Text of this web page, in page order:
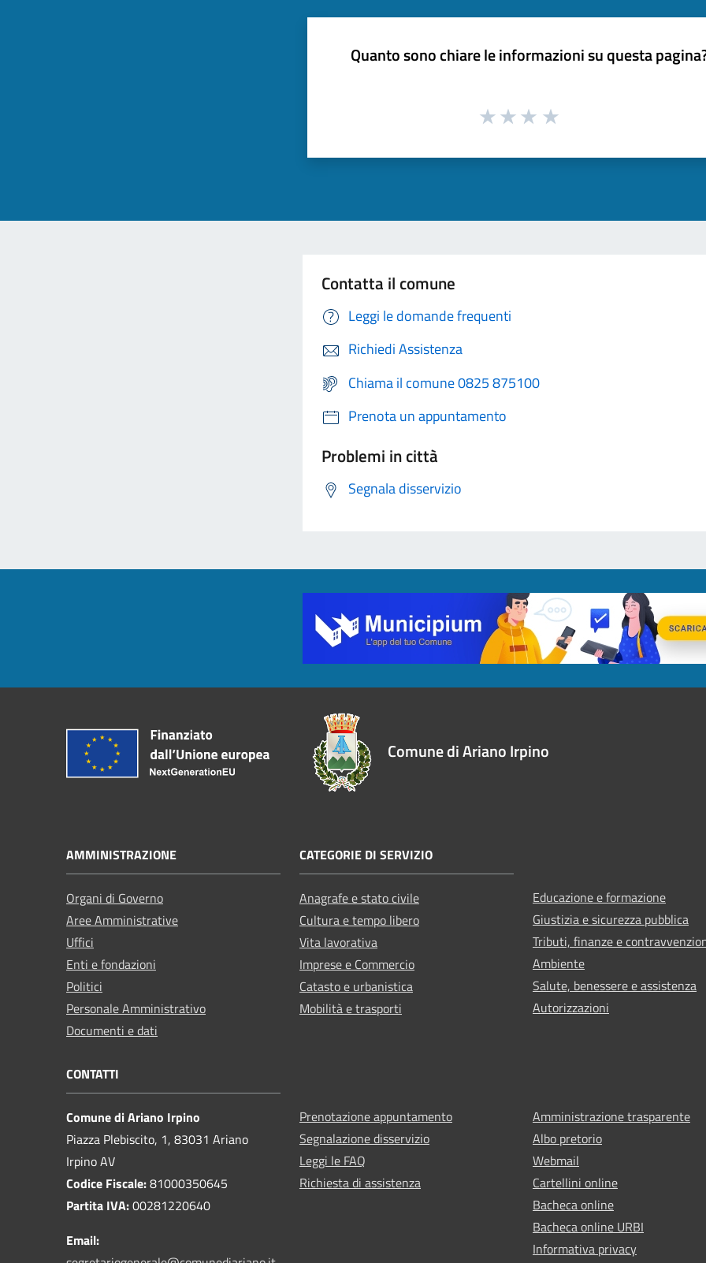
Quanto sono chiare le informazioni su questa
Contatta il comune
Leggi le domande frequenti
Richiedi Assistenza
Chiama il comune 0825 875100
Prenota un appuntamento
Problemi in città
Segnala disservizio
Comune di Ariano Irpino
AMMINISTRAZIONE
Organi di Governo
Aree Amministrative
Uffici
Enti e fondazioni
Politici
Personale Amministrativo
Documenti e dati
CATEGORIE DI SERVIZIO
Anagrafe e stato civile
Cultura e tempo libero
Vita lavorativa
Imprese e Commercio
Catasto e urbanistica
Mobilità e trasporti
Educazione e formazione
Giustizia e sicurezza pubblica
Tributi, finanze e
Ambiente
Salute, benessere e assistenza
Autorizzazioni
CONTATTI
Comune di Ariano Irpino
Piazza Plebiscito, 1, 83031 Ariano
Irpino AV
Codice Fiscale:81000350645
Partita IVA:00281220640
Email:
Prenotazione appuntamento
Segnalazione disservizio
Leggi le FAQ
Richiesta di assistenza
Amministrazione trasparente
Albo pretorio
Webmail
Cartellini online
Bacheca online
Bacheca online URBI
Informativa privacy